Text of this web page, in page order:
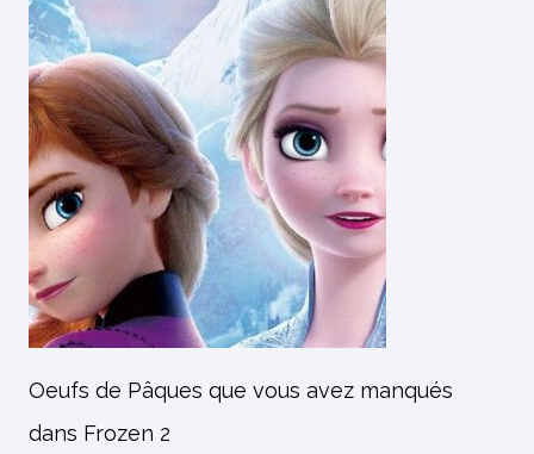
Oeufs de Pâques que vous avez manqués
dans Frozen 2